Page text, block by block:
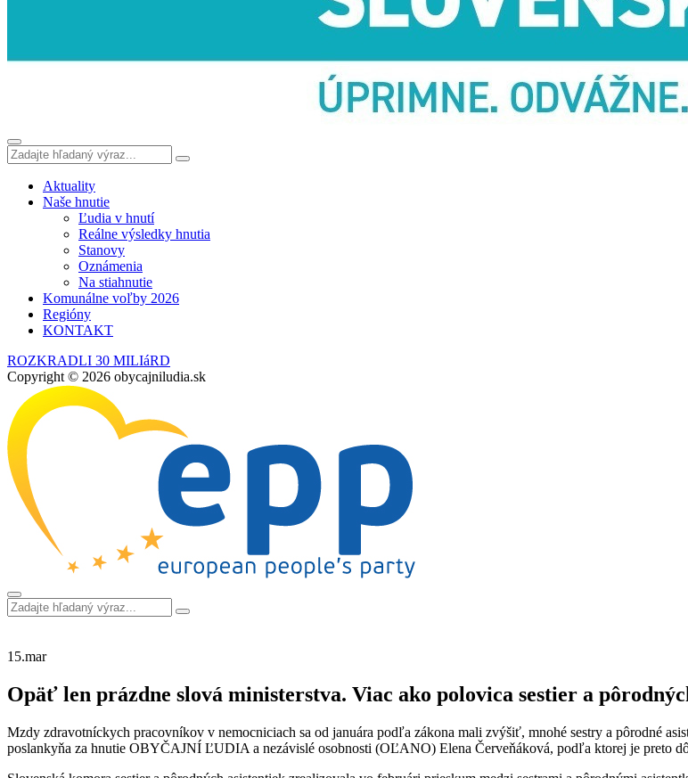
Aktuality
Naše hnutie
Ľudia v hnutí
Reálne výsledky hnutia
Stanovy
Oznámenia
Na stiahnutie
Komunálne voľby 2026
Regióny
KONTAKT
ROZKRADLI 30 MILIáRD
Copyright © 2026 obycajniludia.sk
15.mar
Opäť len prázdne slová ministerstva. Viac ako polovica sestier a
Mzdy zdravotníckych pracovníkov v nemocniciach sa od januára podľa zákona mali zvýšiť, mnohé sestry a pôrodné
poslankyňa za hnutie OBYČAJNÍ ĽUDIA a nezávislé osobnosti (OĽANO) Elena Červeňáková, podľa ktorej je preto